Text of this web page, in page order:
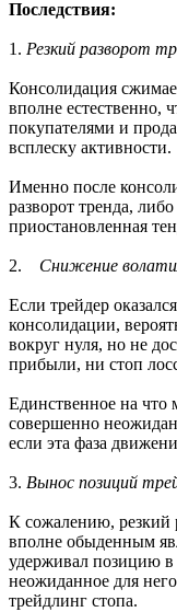
Последствия:
1. Резкий разворот
Консолидация
вполне естественно,
покупателями и
всплеску активности.
Именно после
разворот тренда,
приостановленная
2. Снижение
Если трейдер
консолидации,
вокруг нуля, но не
прибыли, ни стоп
Единственное на что
совершенно
если эта фаза
3. Вынос позиций
К сожалению, резкий
вполне обыденным
удерживал позицию в
неожиданное для
трейдлинг стопа.